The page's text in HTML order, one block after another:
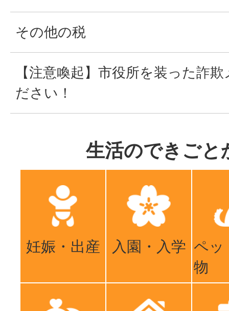
その他の税
【注意喚起】市役所を装った詐
ださい！
生活のできごと
妊娠・出産 入園・入学 ペッ
物